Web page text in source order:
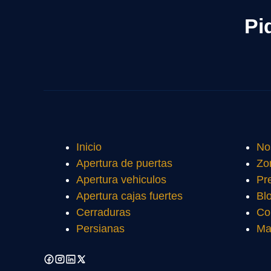
Inicio
Apertura de puertas
Apertura vehiculos
Apertura cajas fuertes
Cerraduras
Persianas